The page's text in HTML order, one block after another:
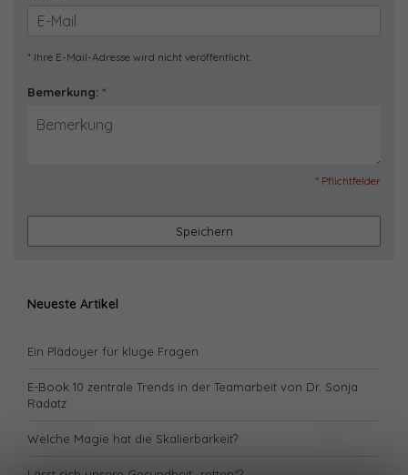
* Ihre E-Mail-Adresse wird nicht veröffentlicht.
Bemerkung: *
* Pflichtfelder
Speichern
Neueste Artikel
Ein Plädoyer für kluge Fragen
E-Book 10 zentrale Trends in der Teamarbeit von Dr. Sonja
Radatz
Welche Magie hat die Skalierbarkeit?